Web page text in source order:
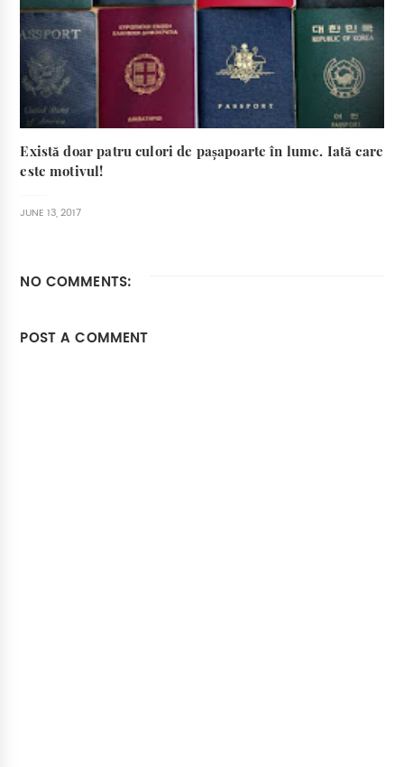
Există doar patru culori de pașapoarte în lume. Iată care
este motivul!
JUNE 13, 2017
NO COMMENTS:
POST A COMMENT